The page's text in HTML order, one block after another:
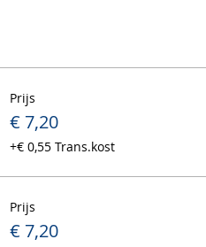
Prijs
€ 7,20
+€ 0,55 Trans.kost
Prijs
€ 7,20